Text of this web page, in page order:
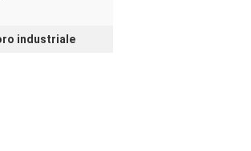
industriale